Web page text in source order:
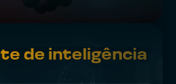
de inteligência